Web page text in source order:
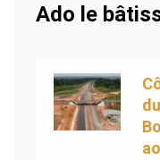
Ado le